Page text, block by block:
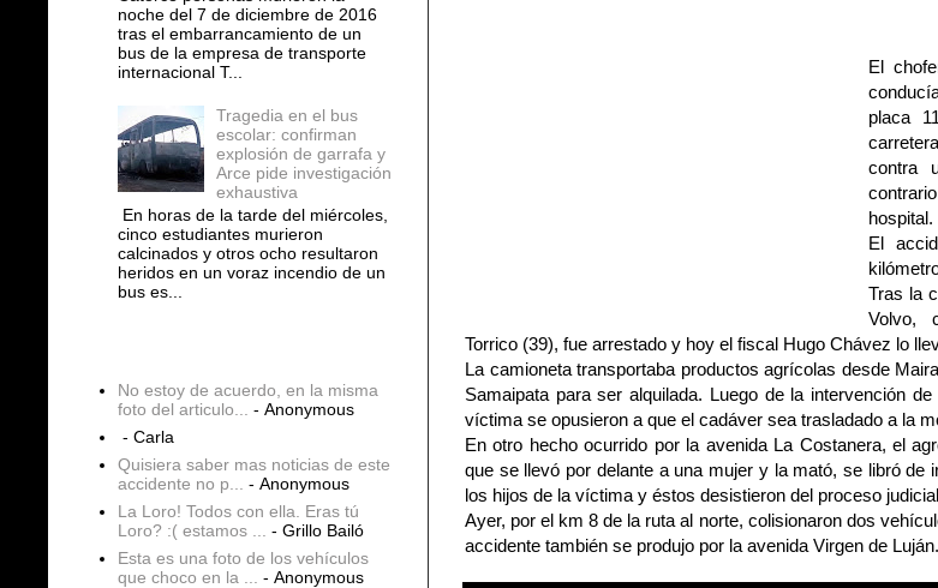
El
placa
contra
hospital.
El
Tras la
Volvo,
Torrico (39), fue arrestado y hoy el fiscal Hugo Chávez lo
La camioneta transportaba productos agrícolas desde
Samaipata para ser alquilada. Luego de la intervención
víctima se opusieron a que el cadáver sea trasladado a la
En otro hecho ocurrido por la avenida La Costanera, el
que se llevó por delante a una mujer y la mató, se libró de
los hijos de la víctima y éstos desistieron del proceso
Ayer, por el km 8 de la ruta al norte, colisionaron dos
accidente también se produjo por la avenida Virgen de Luján.
noche del 7 de diciembre de 2016
tras el embarrancamiento de un
bus de la empresa de transporte
internacional T...
Tragedia en el bus
escolar: confirman
explosión de garrafa y
Arce pide investigación
exhaustiva
En horas de la tarde del miércoles,
cinco estudiantes murieron
calcinados y otros ocho resultaron
heridos en un voraz incendio de un
bus es...
No estoy de acuerdo, en la misma
foto del articulo...
- Anonymous
- Carla
Quisiera saber mas noticias de este
accidente no p...
- Anonymous
La Loro! Todos con ella. Eras tú
Loro? :( estamos ...
- Grillo Bailó
Esta es una foto de los vehículos
que choco en la ...
- Anonymous